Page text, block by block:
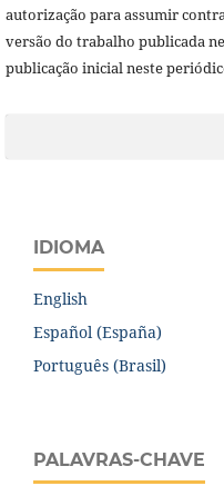
autorização para assumir
versão do trabalho publicada
publicação inicial neste
IDIOMA
English
Español (España)
Português (Brasil)
PALAVRAS-CHAVE